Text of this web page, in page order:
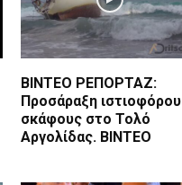
ΒΙΝΤΕΟ ΡΕΠΟΡΤΑΖ:
Προσάραξη ιστιοφόρου
σκάφους στο Τολό
Αργολίδας. ΒΙΝΤΕΟ